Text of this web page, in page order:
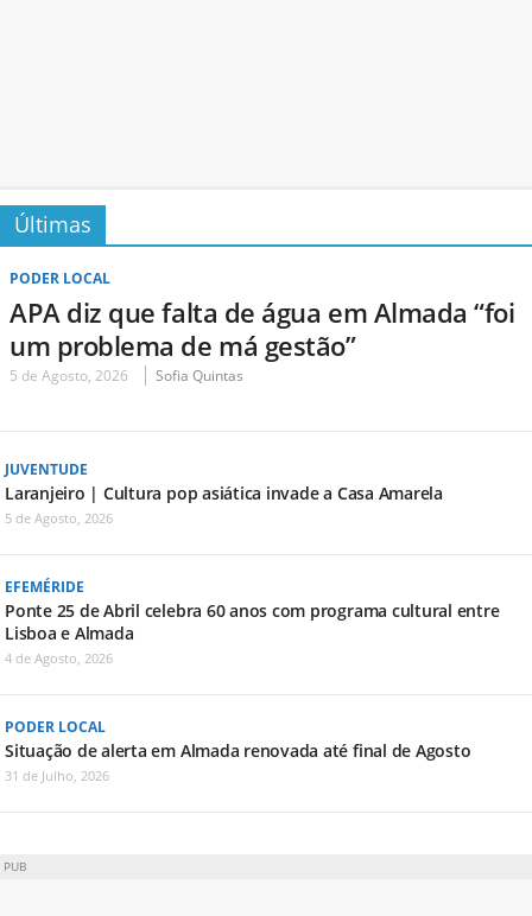
Últimas
PODER LOCAL
APA diz que falta de água em Almada “foi
um problema de má gestão”
5 de Agosto, 2026 Sofia Quintas
JUVENTUDE
Laranjeiro | Cultura pop asiática invade a Casa Amarela
5 de Agosto, 2026
EFEMÉRIDE
Ponte 25 de Abril celebra 60 anos com programa cultural entre
Lisboa e Almada
4 de Agosto, 2026
PODER LOCAL
Situação de alerta em Almada renovada até final de Agosto
31 de Julho, 2026
PUB